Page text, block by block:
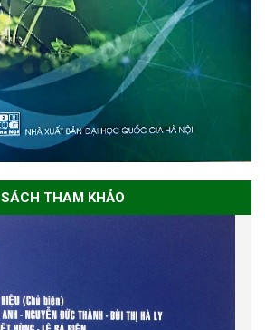
SÁCH THAM KHẢO